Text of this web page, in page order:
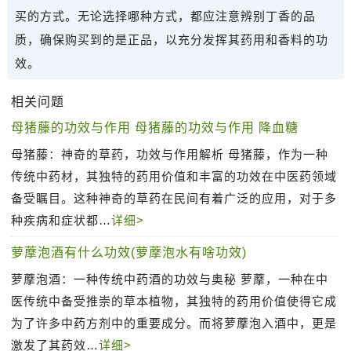
买的方式。无论选择哪种方式，都应注意辨别丁香的品
质，确保购买到的是正品，以充分发挥其药用和香料的功
效。
相关问题
母猪藤的功效与作用 母猪藤的功效与作用 降血糖
母猪藤：神奇的草药，功效与作用解析 母猪藤，作为一种
传统中药材，其独特的药用价值和丰富的功效在中医药领域
备受瞩目。这种神奇的草药在民间有着广泛的应用，对于多
种疾病和症状都…详细>
萝藦泡酒有什么功效(萝藦泡水有啥功效)
萝藦泡酒：一种传统中药酒的功效与奥秘 萝藦，一种在中
医传统中备受推崇的草本植物，其独特的药用价值使得它成
为了许多中药方剂中的重要成分。而将萝藦泡入酒中，更是
激发了其药效…详细>